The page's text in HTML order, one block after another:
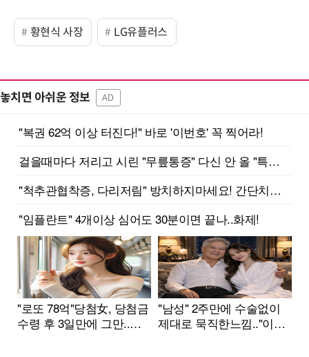
황현식 사장 LG유플러스
놓치면 아쉬운 정보 AD